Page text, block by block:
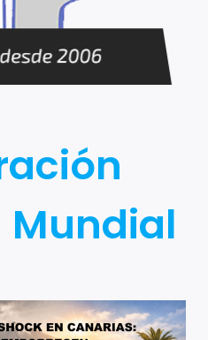
Mundial